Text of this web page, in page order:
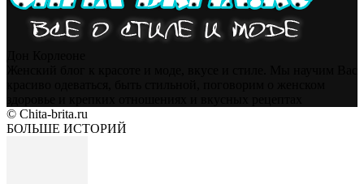
© Chita-brita.ru
БОЛЬШЕ ИСТОРИЙ